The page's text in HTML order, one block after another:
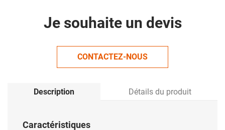
Je souhaite un devis
CONTACTEZ-NOUS
Description Détails du produit
Caractéristiques